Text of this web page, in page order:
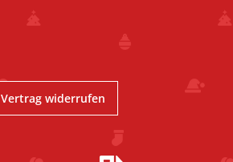
Vertrag widerrufen